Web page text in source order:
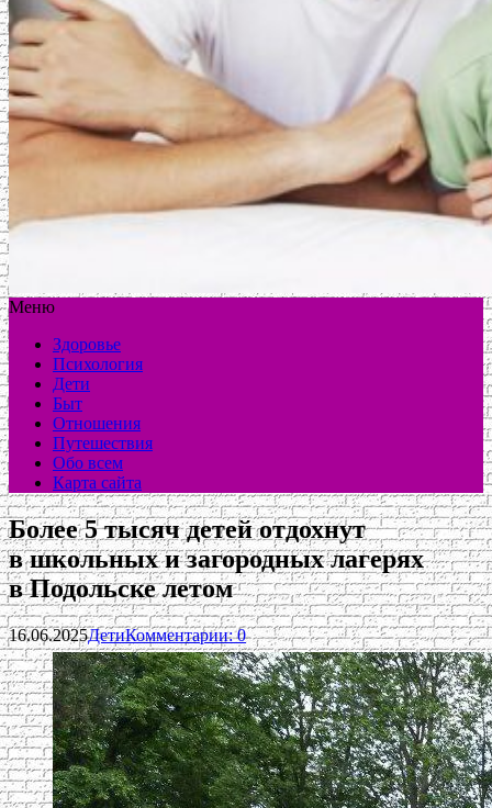
Меню
Здоровье
Психология
Дети
Быт
Отношения
Путешествия
Обо всем
Карта сайта
Более 5 тысяч детей отдохнут
в школьных и загородных лагерях
в Подольске летом
16.06.2025ДетиКомментарии: 0